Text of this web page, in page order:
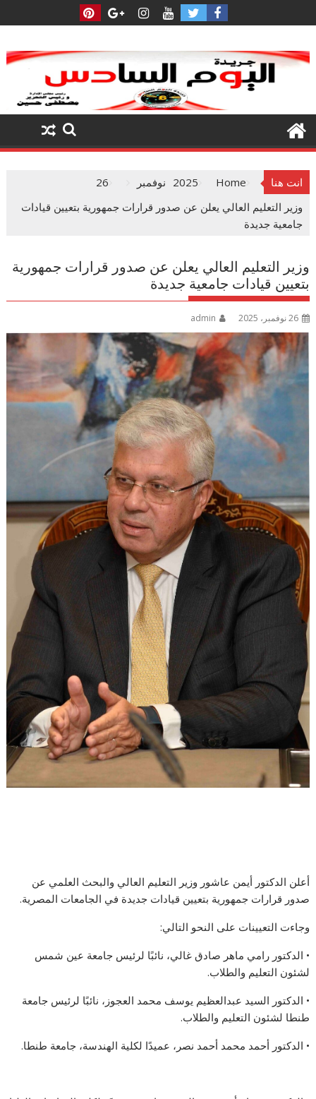
to
انت هنا Home
2025 نوفمبر
26
وزير التعليم العالي يعلن عن صدور قرارات جمهورية بتعيين قيادات
جامعية جديدة
وزير التعليم العالي يعلن عن صدور قرارات جمهورية
بتعيين قيادات جامعية جديدة
26 نوفمبر، 2025 admin
أعلن الدكتور أيمن عاشور وزير التعليم العالي والبحث العلمي عن
صدور قرارات جمهورية بتعيين قيادات جديدة في الجامعات المصرية.
وجاءت التعيينات على النحو التالي:
• الدكتور رامي ماهر صادق غالي، نائبًا لرئيس جامعة عين شمس
لشئون التعليم والطلاب.
• الدكتور السيد عبدالعظيم يوسف محمد العجوز، نائبًا لرئيس جامعة
طنطا لشئون التعليم والطلاب.
• الدكتور أحمد محمد أحمد نصر، عميدًا لكلية الهندسة، جامعة طنطا.